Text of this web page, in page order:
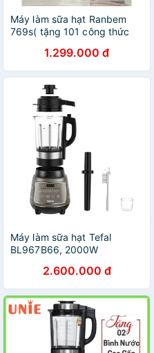
Máy làm sữa hạt Ranbem
769s( tặng 101 công thức
1.299.000 đ
Máy làm sữa hạt Tefal
BL967B66, 2000W
2.600.000 đ